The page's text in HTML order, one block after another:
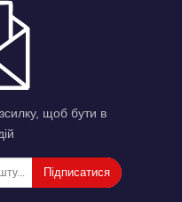
щоб бути в
Підписатися